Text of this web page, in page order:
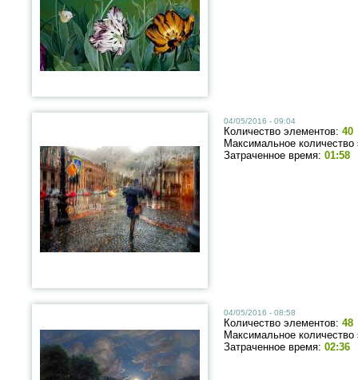
04/05/2016 - 09:04
Количество элементов: 40
Максимальное
Затраченное время: 01:58
04/05/2016 - 08:58
Количество элементов: 48
Максимальное
Затраченное время: 02:36